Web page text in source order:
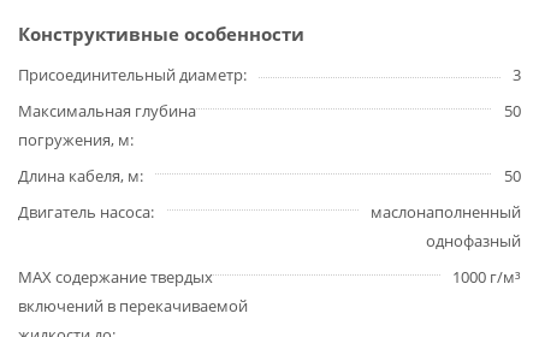
Конструктивные особенности
Присоединительный диаметр
3
Максимальная глубина
погружения, м
50
Длина кабеля, м
50
Двигатель насоса
маслонаполненный
однофазный
MAX содержание твердых
включений в перекачиваемой
1000 г/м³